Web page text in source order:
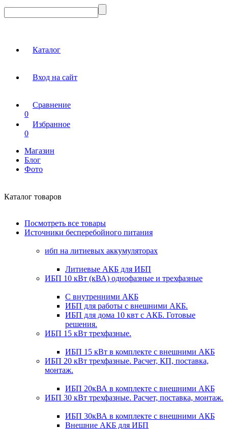
Каталог
Вход на сайт
Сравнение
0
Избранное
0
Магазин
Блог
Фото
Каталог товаров
Посмотреть все товары
Источники бесперебойного питания
ибп на литиевых аккумуляторах
Литиевые АКБ для ИБП
ИБП 10 кВт (кВА) однофазные и трехфазные
С внутренними АКБ
ИБП для работы с внешними АКБ.
ИБП для дома 10 квт с АКБ. Готовые
решения.
ИБП 15 кВт трехфазные.
ИБП 15 кВт в комплекте с внешними АКБ
ИБП 20 кВт трехфазные. Расчет, КП, поставка,
монтаж.
ИБП 20кВА в комплекте с внешними АКБ
ИБП 30 кВт трехфазные. Расчет, поставка, монтаж.
ИБП 30кВА в комплекте с внешними АКБ
Внешние АКБ для ИБП